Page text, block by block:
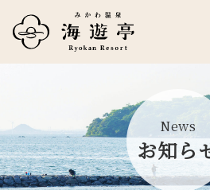
メインナビゲーション
News
お知ら